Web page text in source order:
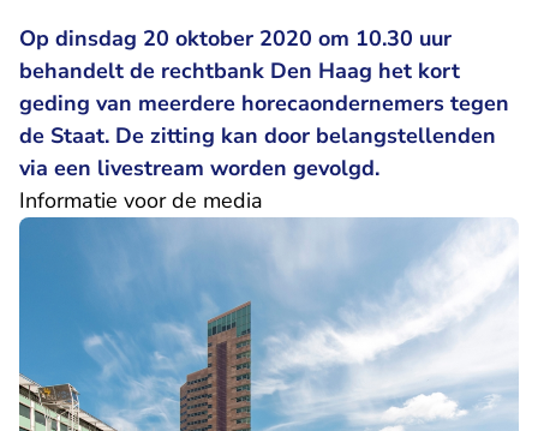
Op dinsdag 20 oktober 2020 om 10.30 uur
behandelt de rechtbank Den Haag het kort
geding van meerdere horecaondernemers tegen
de Staat. De zitting kan door belangstellenden
via een livestream worden gevolgd.
Informatie voor de media